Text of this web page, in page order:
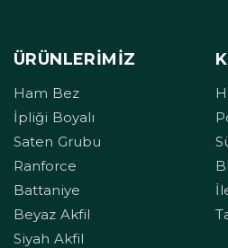
ÜRÜNLERIMIZ
Ham Bez
İpliği Boyalı
Saten Grubu
Ranforce
Battaniye
Beyaz Akfil
Siyah Akfil